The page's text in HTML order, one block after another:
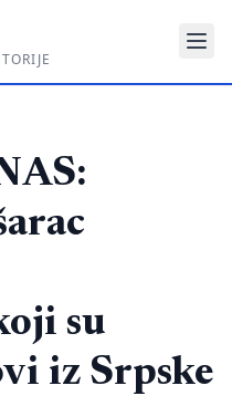
su
iz Srpske